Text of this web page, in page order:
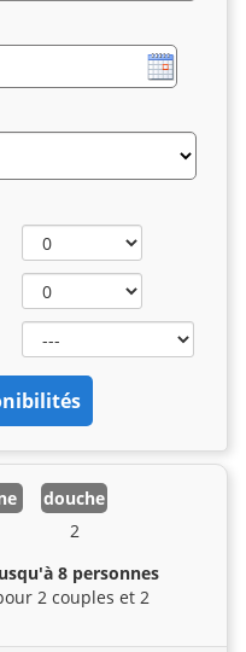
douche
2
8 personnes
2 couples et 2